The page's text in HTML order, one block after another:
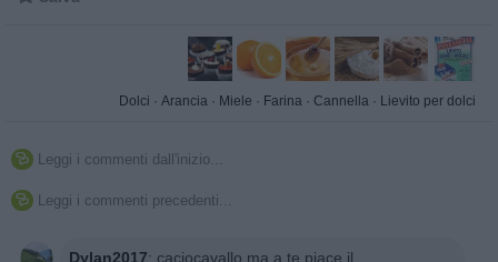
Dolci · Arancia · Miele · Farina · Cannella · Lievito per dolci
 Leggi i commenti dall'inizio...
 Leggi i commenti precedenti...
Dylan2017: caciocavallo ma a te piace il